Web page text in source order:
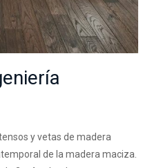
y vetas de madera
de la madera maciza.